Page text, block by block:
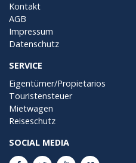
Kontakt
AGB
Impressum
Datenschutz
SERVICE
Eigentümer/Propietarios
Touristensteuer
Mietwagen
Reiseschutz
SOCIAL MEDIA